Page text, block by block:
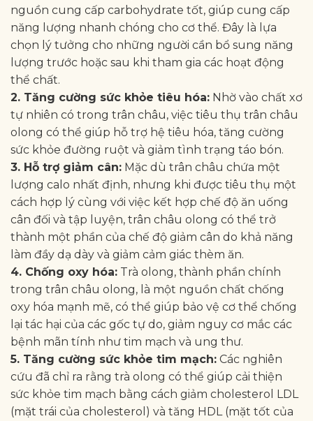
nguồn cung cấp carbohydrate tốt, giúp cung cấp
năng lượng nhanh chóng cho cơ thể. Đây là lựa
chọn lý tưởng cho những người cần bổ sung năng
lượng trước hoặc sau khi tham gia các hoạt động
thể chất.
2. Tăng cường sức khỏe tiêu hóa: Nhờ vào chất xơ
tự nhiên có trong trân châu, việc tiêu thụ trân châu
olong có thể giúp hỗ trợ hệ tiêu hóa, tăng cường
sức khỏe đường ruột và giảm tình trạng táo bón.
3. Hỗ trợ giảm cân: Mặc dù trân châu chứa một
lượng calo nhất định, nhưng khi được tiêu thụ một
cách hợp lý cùng với việc kết hợp chế độ ăn uống
cân đối và tập luyện, trân châu olong có thể trở
thành một phần của chế độ giảm cân do khả năng
làm đầy dạ dày và giảm cảm giác thèm ăn.
4. Chống oxy hóa: Trà olong, thành phần chính
trong trân châu olong, là một nguồn chất chống
oxy hóa mạnh mẽ, có thể giúp bảo vệ cơ thể chống
lại tác hại của các gốc tự do, giảm nguy cơ mắc các
bệnh mãn tính như tim mạch và ung thư.
5. Tăng cường sức khỏe tim mạch: Các nghiên
cứu đã chỉ ra rằng trà olong có thể giúp cải thiện
sức khỏe tim mạch bằng cách giảm cholesterol LDL
(mặt trái của cholesterol) và tăng HDL (mặt tốt của